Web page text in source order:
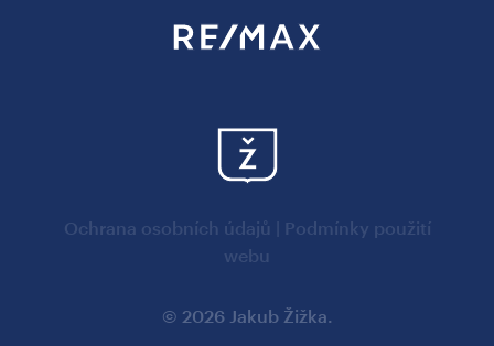
Ochrana osobních údajů
Podmínky použití
webu
© 2026 Jakub Žižka.